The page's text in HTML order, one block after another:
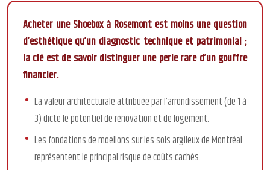
Acheter une Shoebox à Rosemont est moins une question
d’esthétique qu’un diagnostic technique et patrimonial ;
la clé est de savoir distinguer une perle rare d’un gouffre
financier.
La valeur architecturale attribuée par l’arrondissement (de 1 à
3) dicte le potentiel de rénovation et de logement.
Les fondations de moellons sur les sols argileux de Montréal
représentent le principal risque de coûts cachés.